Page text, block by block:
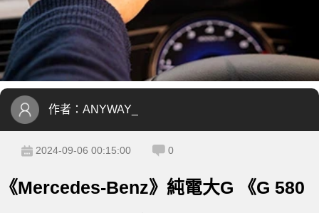
作者： ANYWAY_
2024-09-06 00:15:00 0
《Mercedes-Benz》純電大G 《G 580